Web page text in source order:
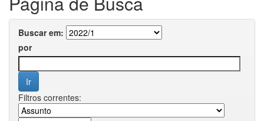
Buscar em:
por
Filtros correntes: